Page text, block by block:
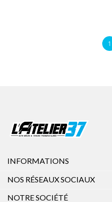
1
INFORMATIONS
NOS RÉSEAUX SOCIAUX
NOTRE SOCIÉTÉ